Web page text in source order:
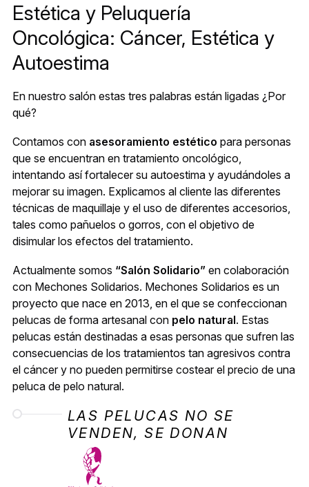
Estética y Peluquería
Oncológica: Cáncer, Estética y
Autoestima
En nuestro salón estas tres palabras están ligadas ¿Por
qué?
Contamos con asesoramiento estético para personas
que se encuentran en tratamiento oncológico,
intentando así fortalecer su autoestima y ayudándoles a
mejorar su imagen. Explicamos al cliente las diferentes
técnicas de maquillaje y el uso de diferentes accesorios,
tales como pañuelos o gorros, con el objetivo de
disimular los efectos del tratamiento.
Actualmente somos “Salón Solidario” en colaboración
con Mechones Solidarios. Mechones Solidarios es un
proyecto que nace en 2013, en el que se confeccionan
pelucas de forma artesanal con pelo natural. Estas
pelucas están destinadas a esas personas que sufren las
consecuencias de los tratamientos tan agresivos contra
el cáncer y no pueden permitirse costear el precio de una
peluca de pelo natural.
LAS PELUCAS NO SE
VENDEN, SE DONAN